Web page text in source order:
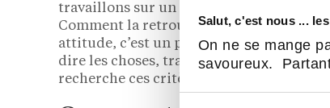
Salut, c'est nous ...
On ne se mange
savoureux.
travaillons sur un projet appelé “Papa
Comment la retrouver avec nos clients ?
attitude, c’est un peu de tout. L’esprit
dire les choses, travailler sérieusement
recherche ces critères chez mes